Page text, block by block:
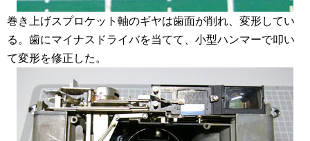
巻き上げスプロケット軸のギヤは歯面が削れ、変形してい
る。歯にマイナスドライバを当てて、小型ハンマーで叩い
て変形を修正した。